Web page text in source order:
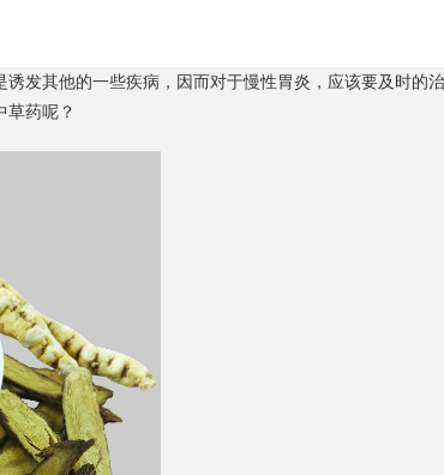
发其他的一些疾病，因而对于慢性胃炎，应该要及时的
草药呢？